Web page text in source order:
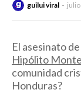
guilui viral
El asesinato de
Hipólito
comunidad
Honduras?